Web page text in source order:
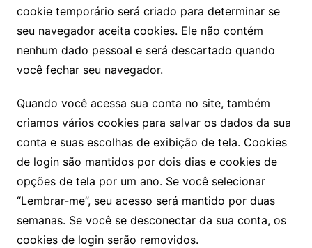
cookie temporário será criado para determinar se
seu navegador aceita cookies. Ele não contém
nenhum dado pessoal e será descartado quando
você fechar seu navegador.
Quando você acessa sua conta no site, também
criamos vários cookies para salvar os dados da sua
conta e suas escolhas de exibição de tela. Cookies
de login são mantidos por dois dias e cookies de
opções de tela por um ano. Se você selecionar
“Lembrar-me”, seu acesso será mantido por duas
semanas. Se você se desconectar da sua conta, os
cookies de login serão removidos.